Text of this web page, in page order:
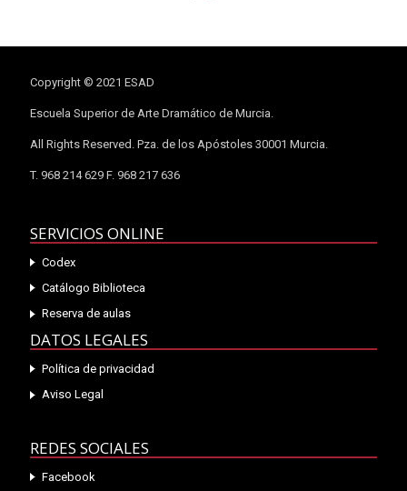
Copyright © 2021 ESAD
Escuela Superior de Arte Dramático de Murcia.
All Rights Reserved. Pza. de los Apóstoles 30001 Murcia.
T. 968 214 629 F. 968 217 636
SERVICIOS ONLINE
Codex
Catálogo Biblioteca
Reserva de aulas
DATOS LEGALES
Política de privacidad
Aviso Legal
REDES SOCIALES
Facebook